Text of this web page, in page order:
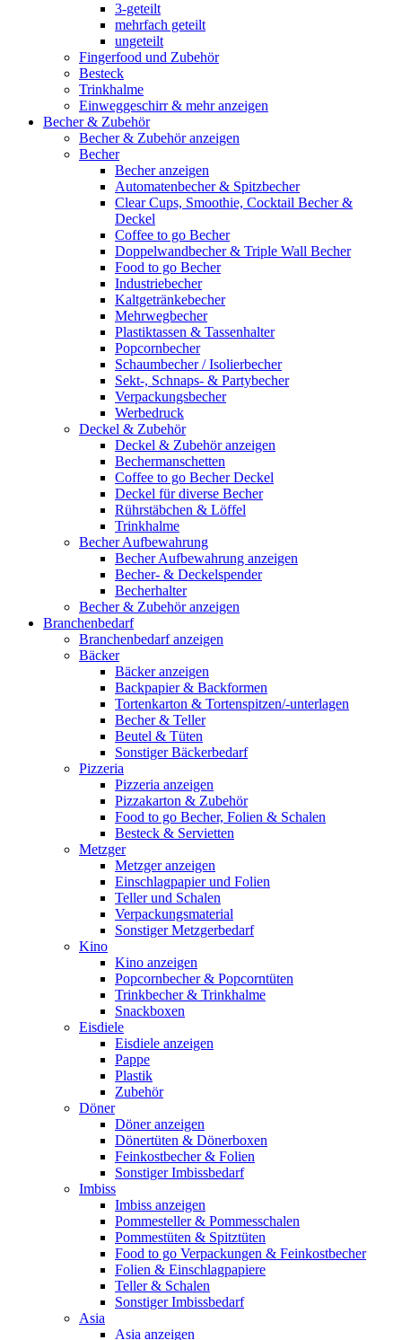
3-geteilt
mehrfach geteilt
ungeteilt
Fingerfood und Zubehör
Besteck
Trinkhalme
Einweggeschirr & mehr anzeigen
Becher & Zubehör
Becher & Zubehör anzeigen
Becher
Becher anzeigen
Automatenbecher & Spitzbecher
Clear Cups, Smoothie, Cocktail Becher &
Deckel
Coffee to go Becher
Doppelwandbecher & Triple Wall Becher
Food to go Becher
Industriebecher
Kaltgetränkebecher
Mehrwegbecher
Plastiktassen & Tassenhalter
Popcornbecher
Schaumbecher / Isolierbecher
Sekt-, Schnaps- & Partybecher
Verpackungsbecher
Werbedruck
Deckel & Zubehör
Deckel & Zubehör anzeigen
Bechermanschetten
Coffee to go Becher Deckel
Deckel für diverse Becher
Rührstäbchen & Löffel
Trinkhalme
Becher Aufbewahrung
Becher Aufbewahrung anzeigen
Becher- & Deckelspender
Becherhalter
Becher & Zubehör anzeigen
Branchenbedarf
Branchenbedarf anzeigen
Bäcker
Bäcker anzeigen
Backpapier & Backformen
Tortenkarton & Tortenspitzen/-unterlagen
Becher & Teller
Beutel & Tüten
Sonstiger Bäckerbedarf
Pizzeria
Pizzeria anzeigen
Pizzakarton & Zubehör
Food to go Becher, Folien & Schalen
Besteck & Servietten
Metzger
Metzger anzeigen
Einschlagpapier und Folien
Teller und Schalen
Verpackungsmaterial
Sonstiger Metzgerbedarf
Kino
Kino anzeigen
Popcornbecher & Popcorntüten
Trinkbecher & Trinkhalme
Snackboxen
Eisdiele
Eisdiele anzeigen
Pappe
Plastik
Zubehör
Döner
Döner anzeigen
Dönertüten & Dönerboxen
Feinkostbecher & Folien
Sonstiger Imbissbedarf
Imbiss
Imbiss anzeigen
Pommesteller & Pommesschalen
Pommestüten & Spitztüten
Food to go Verpackungen & Feinkostbecher
Folien & Einschlagpapiere
Teller & Schalen
Sonstiger Imbissbedarf
Asia
Asia anzeigen